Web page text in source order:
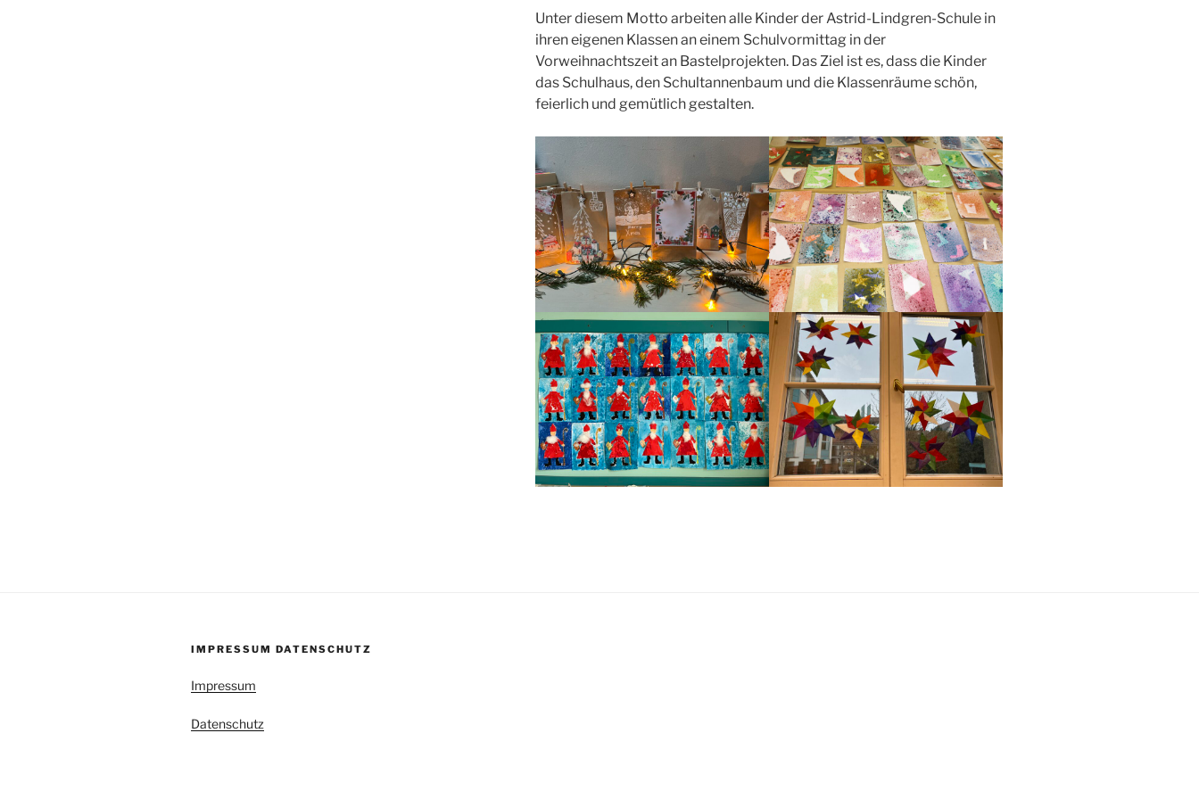
Unter diesem Motto arbeiten alle Kinder der Astrid-Lindgren-Schule in
ihren eigenen Klassen an einem Schulvormittag in der
Vorweihnachtszeit an Bastelprojekten. Das Ziel ist es, dass die Kinder
das Schulhaus, den Schultannenbaum und die Klassenräume schön,
feierlich und gemütlich gestalten.
IMPRESSUM DATENSCHUTZ
Impressum
Datenschutz